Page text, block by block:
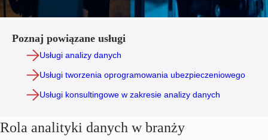
Poznaj powiązane usługi
Usługi analizy danych
Usługi tworzenia oprogramowania ubezpieczeniowego
Usługi konsultingowe w zakresie analizy danych
Rola analityki danych w branży